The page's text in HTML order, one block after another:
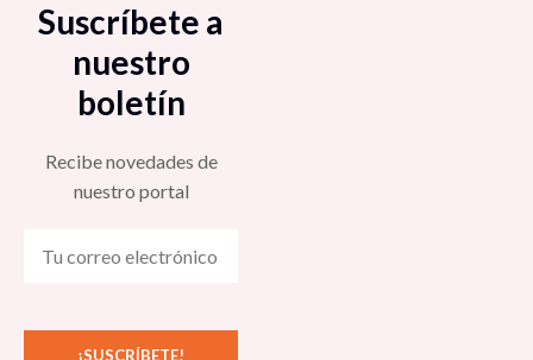
Suscríbete a
nuestro
boletín
Recibe novedades de
nuestro portal